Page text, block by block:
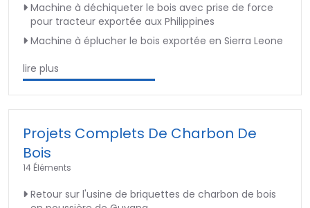
Machine à déchiqueter le bois avec prise de force
pour tracteur exportée aux Philippines
Machine à éplucher le bois exportée en Sierra Leone
lire plus
Projets Complets De Charbon De
Bois
14 Éléments
Retour sur l'usine de briquettes de charbon de bois